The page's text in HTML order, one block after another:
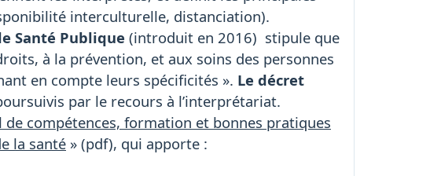
interculturelle, distanciation).
Santé Publique (introduit en 2016) stipule que
à la prévention, et aux soins des personnes
en compte leurs spécificités ». Le décret
par le recours à l’interprétariat.
de compétences, formation et bonnes pratiques
la santé » (pdf), qui apporte :